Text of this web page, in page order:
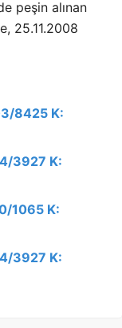
peşin alınan
25.11.2008
8425 K:
3927 K:
1065 K:
3927 K: